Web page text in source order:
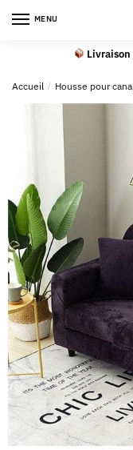
MENU
Accueil / Housse pour